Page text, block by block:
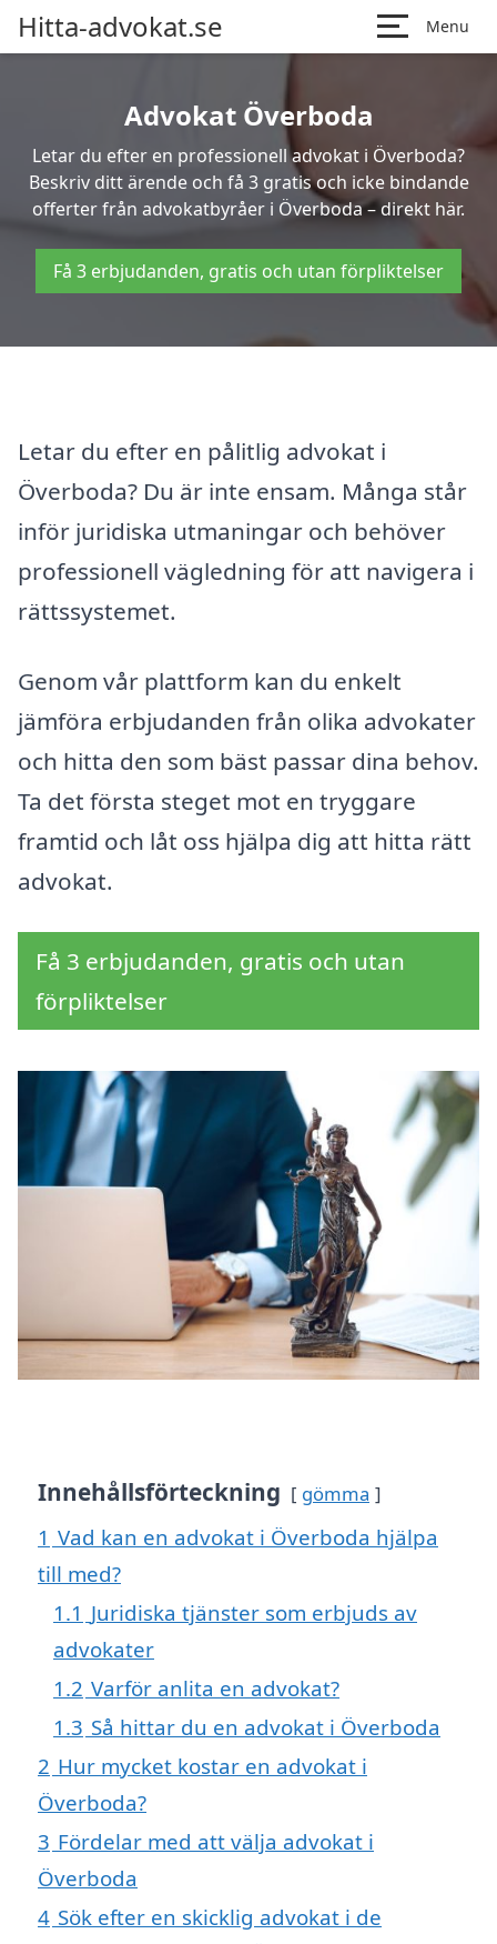
Hitta-advokat.se Menu
Advokat Överboda
Letar du efter en professionell advokat i Överboda?
Beskriv ditt ärende och få 3 gratis och icke bindande
offerter från advokatbyråer i Överboda – direkt här.
Få 3 erbjudanden, gratis och utan förpliktelser
Letar du efter en pålitlig advokat i
Överboda? Du är inte ensam. Många står
inför juridiska utmaningar och behöver
professionell vägledning för att navigera i
rättssystemet.
Genom vår plattform kan du enkelt
jämföra erbjudanden från olika advokater
och hitta den som bäst passar dina behov.
Ta det första steget mot en tryggare
framtid och låt oss hjälpa dig att hitta rätt
advokat.
Få 3 erbjudanden, gratis och utan
förpliktelser
Innehållsförteckning gömma
1 Vad kan en advokat i Överboda hjälpa
till med?
1.1 Juridiska tjänster som erbjuds av
advokater
1.2 Varför anlita en advokat?
1.3 Så hittar du en advokat i Överboda
2 Hur mycket kostar en advokat i
Överboda?
3 Fördelar med att välja advokat i
Överboda
4 Sök efter en skicklig advokat i de